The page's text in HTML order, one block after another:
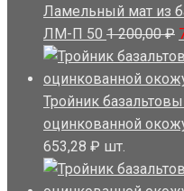
1
Ламельный мат из
ЛМ-П 50 1 200,00₽
Тройник
оцинкованной
653,28 ₽ шт.